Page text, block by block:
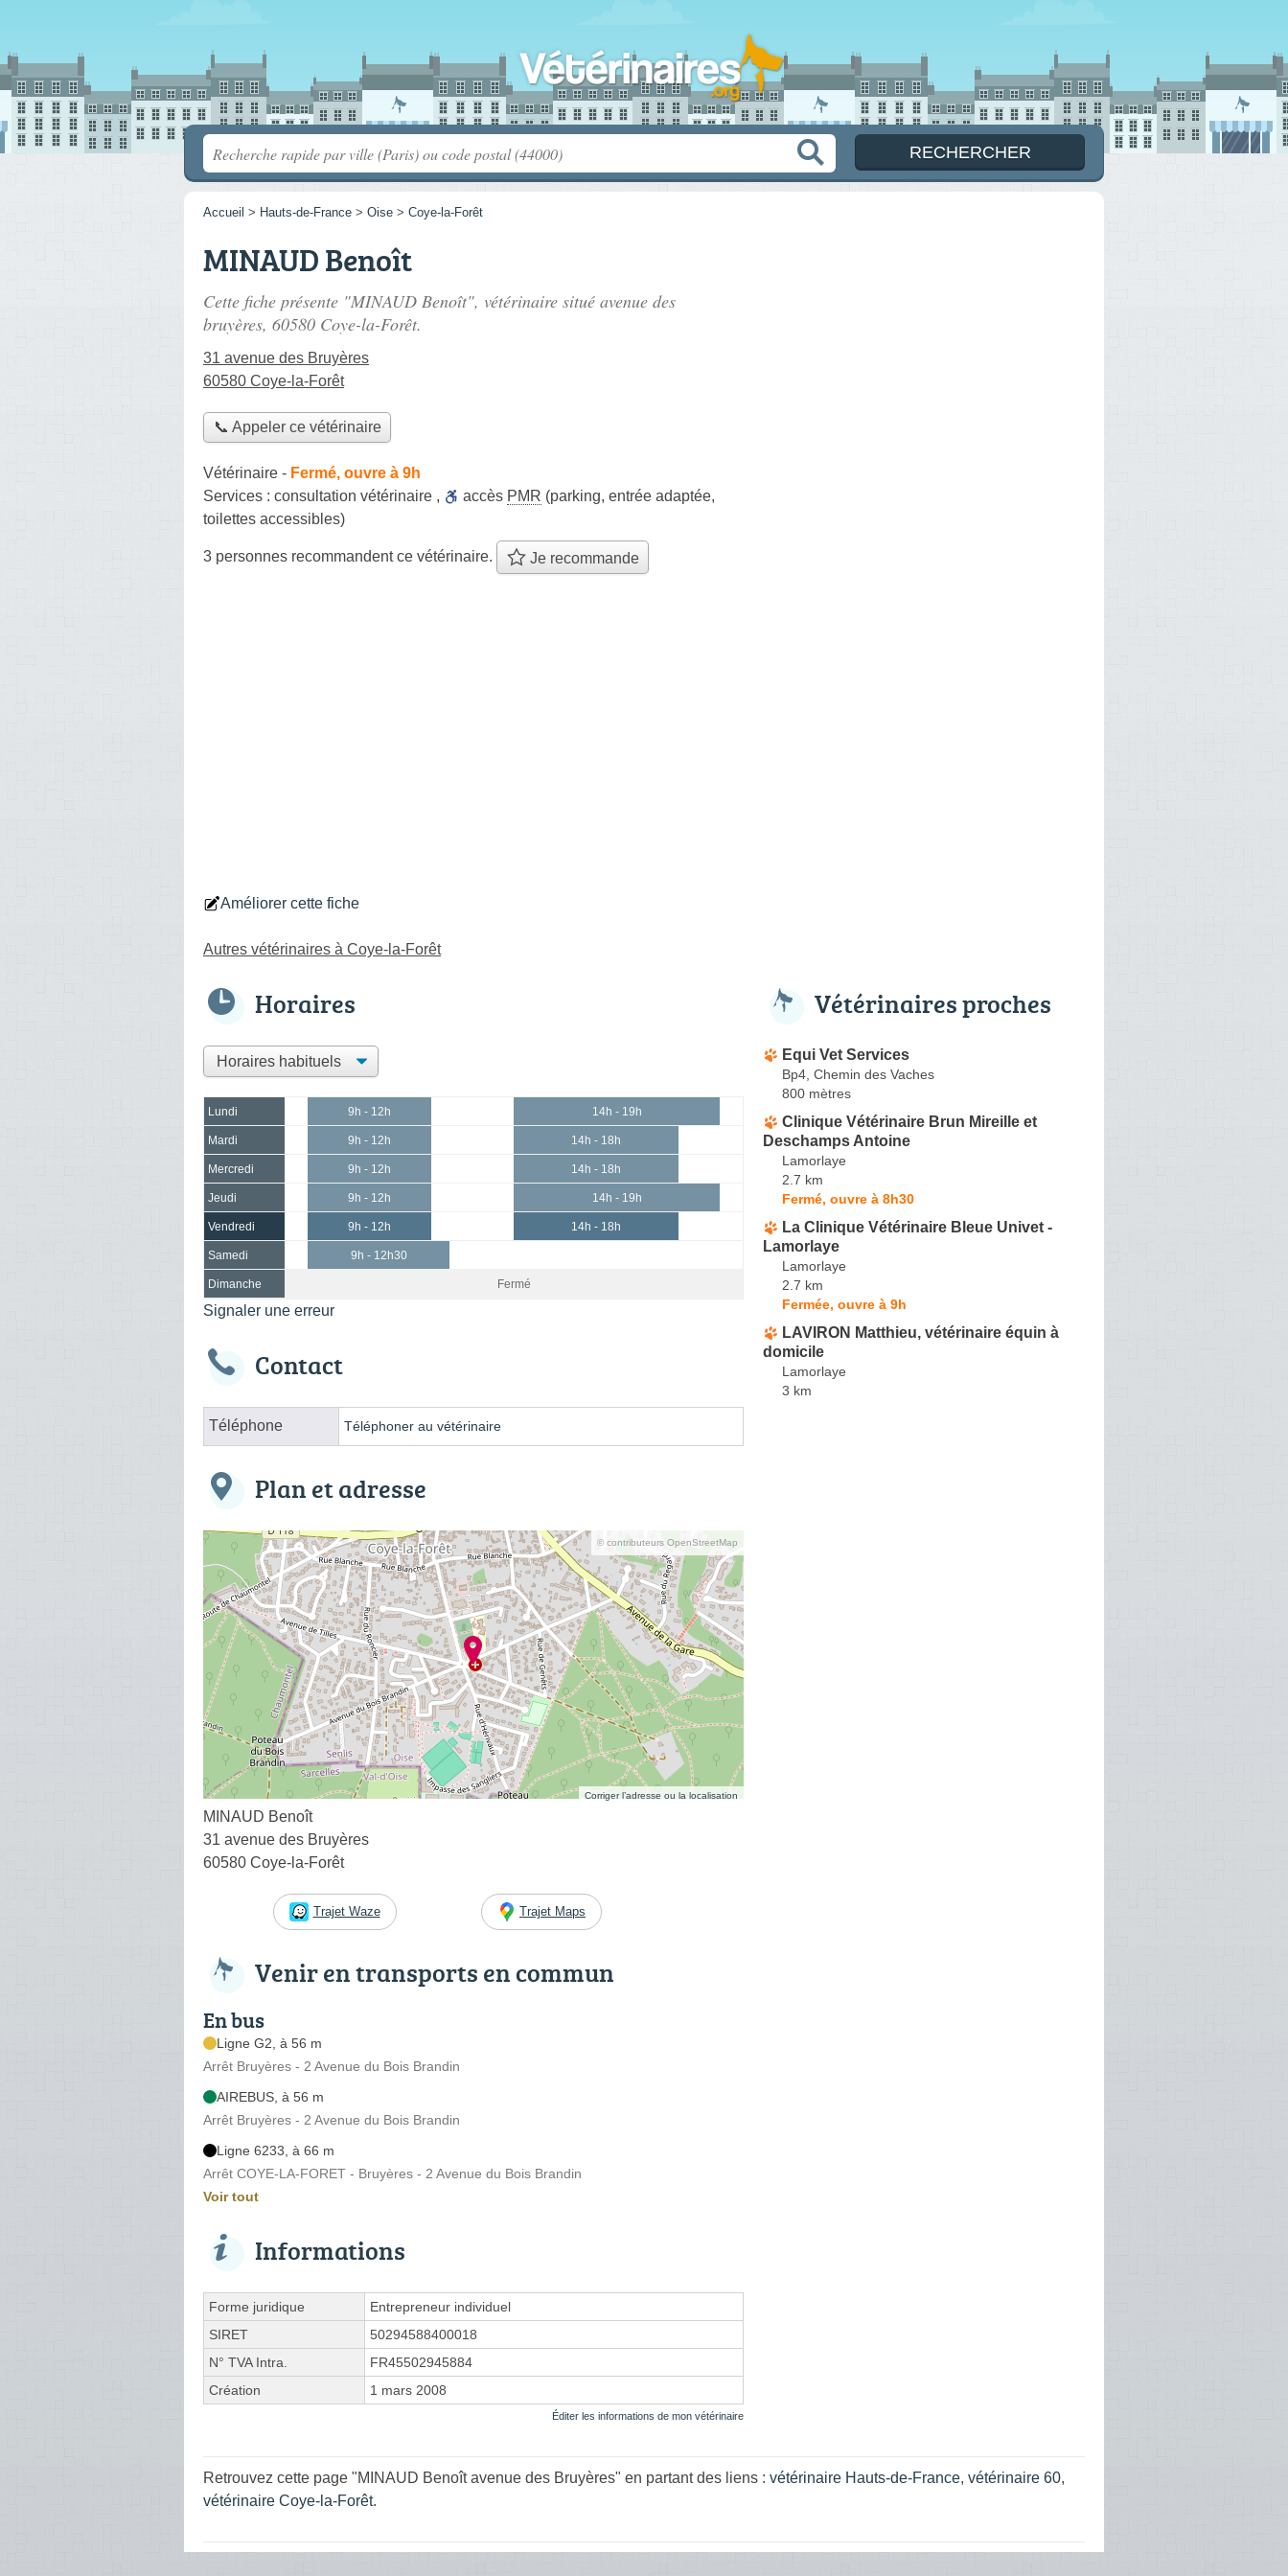
Accueil > Hauts-de-France > Oise > Coye-la-Forêt
MINAUD Benoît
Cette fiche présente "MINAUD Benoît", vétérinaire situé avenue des
bruyères, 60580 Coye-la-Forêt.
31 avenue des Bruyères
60580 Coye-la-Forêt
📞 Appeler ce vétérinaire
Vétérinaire - Fermé, ouvre à 9h
Services : consultation vétérinaire , accès PMR (parking, entrée adaptée,
toilettes accessibles)
3 personnes recommandentce vétérinaire. Je recommande
Améliorer cette fiche
Autres vétérinaires à Coye-la-Forêt
Horaires
Lundi 9h - 12h 14h - 19h
Mardi 9h - 12h 14h - 18h
Mercredi 9h - 12h 14h - 18h
Jeudi 9h - 12h 14h - 19h
Vendredi 9h - 12h 14h - 18h
Samedi 9h - 12h30
Dimanche Fermé
Signaler une erreur
Contact
Téléphone Téléphoner au vétérinaire
Plan et adresse
© contributeurs OpenStreetMap
Corriger l’adresse ou la localisation
MINAUD Benoît
31 avenue des Bruyères
60580 Coye-la-Forêt
Trajet Waze Trajet Maps
Venir en transports en commun
En bus
Ligne G2, à 56 m
Arrêt Bruyères - 2 Avenue du Bois Brandin
AIREBUS, à 56 m
Arrêt Bruyères - 2 Avenue du Bois Brandin
Ligne 6233, à 66 m
Arrêt COYE-LA-FORET - Bruyères - 2 Avenue du Bois Brandin
Voir tout
Informations
Forme juridique
Entrepreneur individuel
SIRET
50294588400018
N° TVA Intra.
FR45502945884
Création
1 mars 2008
Éditer les informations de mon vétérinaire
Vétérinaires proches
Equi Vet Services
Bp4, Chemin des Vaches
800 mètres
Clinique Vétérinaire Brun Mireille et
Deschamps Antoine
Lamorlaye
2.7 km
Fermé, ouvre à 8h30
La Clinique Vétérinaire Bleue Univet -
Lamorlaye
Lamorlaye
2.7 km
Fermée, ouvre à 9h
LAVIRON Matthieu, vétérinaire équin à
domicile
Lamorlaye
3 km
Retrouvez cette page "MINAUD Benoît avenue des Bruyères" en partant des liens : vétérinaire Hauts-de-France, vétérinaire 60,
vétérinaire Coye-la-Forêt.